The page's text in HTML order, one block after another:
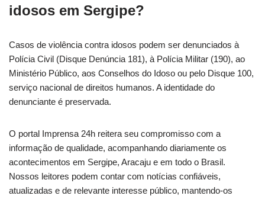
idosos em Sergipe?
Casos de violência contra idosos podem ser denunciados à
Polícia Civil (Disque Denúncia 181), à Polícia Militar (190), ao
Ministério Público, aos Conselhos do Idoso ou pelo Disque 100,
serviço nacional de direitos humanos. A identidade do
denunciante é preservada.
O portal Imprensa 24h reitera seu compromisso com a
informação de qualidade, acompanhando diariamente os
acontecimentos em Sergipe, Aracaju e em todo o Brasil.
Nossos leitores podem contar com notícias confiáveis,
atualizadas e de relevante interesse público, mantendo-os